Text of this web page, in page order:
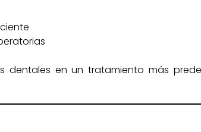
dentales en un tratamiento más